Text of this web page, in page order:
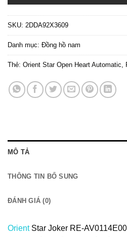
SKU: 2DDA92X3609
Danh mục: Đồng hồ nam
Thẻ: Orient Star Open Heart Automatic
MÔ TẢ
THÔNG TIN BỔ SUNG
ĐÁNH GIÁ (0)
OrientStar Joker RE-